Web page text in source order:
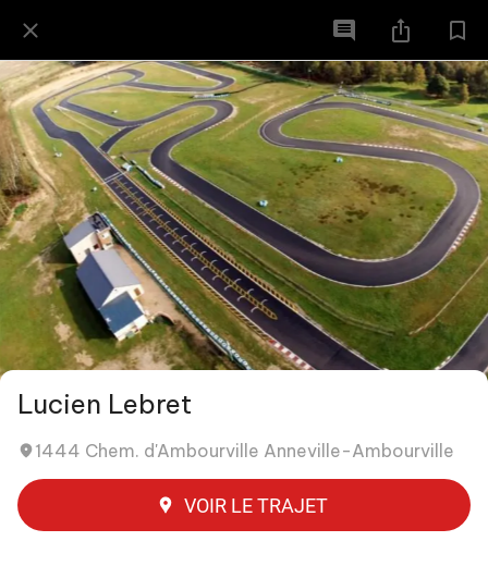
Lucien Lebret
1444 Chem. d'Ambourville Anneville-Ambourville
VOIR LE TRAJET